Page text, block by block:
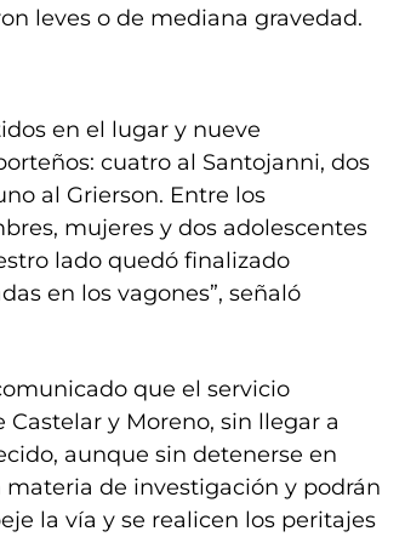
leves o de mediana gravedad.
en el lugar y nueve
cuatro al Santojanni, dos
al Grierson. Entre los
mujeres y dos adolescentes
lado quedó finalizado
en los vagones”, señaló
que el servicio
y Moreno, sin llegar a
aunque sin detenerse en
materia de investigación y podrán
la vía y se realicen los peritajes